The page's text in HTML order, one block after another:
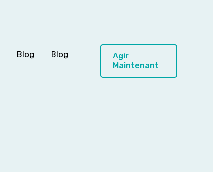
Blog
Blog
Agir
Maintenant